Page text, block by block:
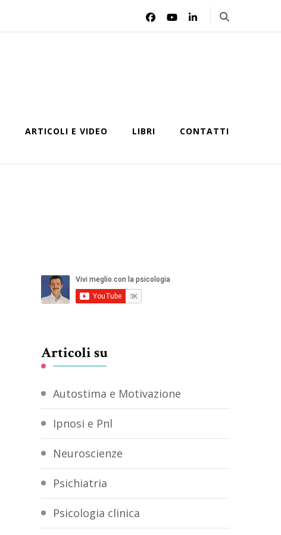
ARTICOLI E VIDEO LIBRI CONTATTI
Articoli su
Autostima e Motivazione
Ipnosi e Pnl
Neuroscienze
Psichiatria
Psicologia clinica